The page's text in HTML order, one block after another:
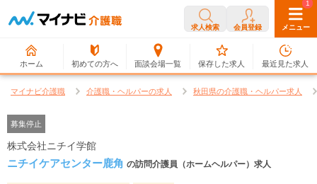
求人検索 会員登録 メニュー
ホーム 初めての方へ 面談会場一覧
0
保存した求人
1
最近見た求人
マイナビ介護職 介護職・ヘルパーの求人 秋田県の介護職・ヘルパー求人
募集停止
株式会社ニチイ学館
ニチイケアセンター鹿角 の訪問介護員（ホームヘルパー）求人